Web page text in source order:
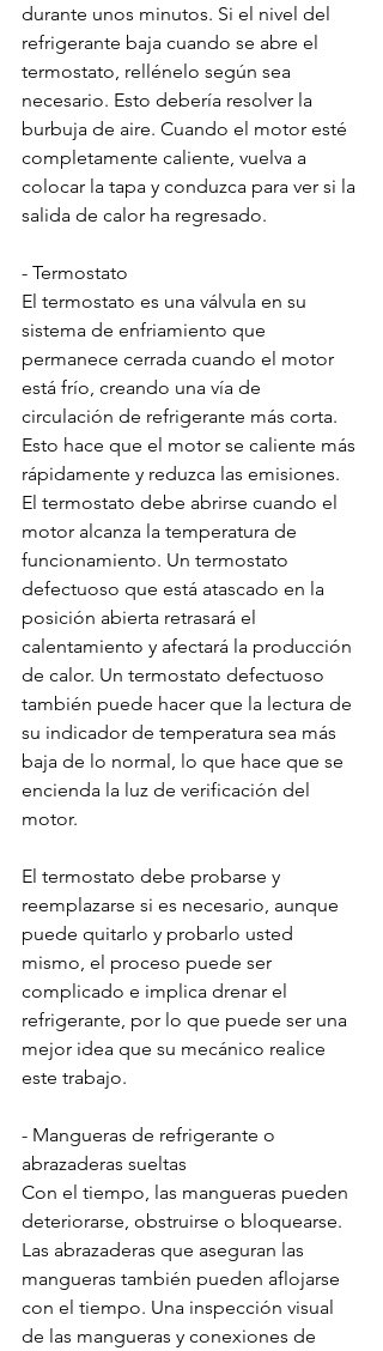
durante unos minutos. Si el nivel del
refrigerante baja cuando se abre el
termostato, rellénelo según sea
necesario. Esto debería resolver la
burbuja de aire. Cuando el motor esté
completamente caliente, vuelva a
colocar la tapa y conduzca para ver si la
salida de calor ha regresado.
- Termostato
El termostato es una válvula en su
sistema de enfriamiento que
permanece cerrada cuando el motor
está frío, creando una vía de
circulación de refrigerante más corta.
Esto hace que el motor se caliente más
rápidamente y reduzca las emisiones.
El termostato debe abrirse cuando el
motor alcanza la temperatura de
funcionamiento. Un termostato
defectuoso que está atascado en la
posición abierta retrasará el
calentamiento y afectará la producción
de calor. Un termostato defectuoso
también puede hacer que la lectura de
su indicador de temperatura sea más
baja de lo normal, lo que hace que se
encienda la luz de verificación del
motor.
El termostato debe probarse y
reemplazarse si es necesario, aunque
puede quitarlo y probarlo usted
mismo, el proceso puede ser
complicado e implica drenar el
refrigerante, por lo que puede ser una
mejor idea que su mecánico realice
este trabajo.
- Mangueras de refrigerante o
abrazaderas sueltas
Con el tiempo, las mangueras pueden
deteriorarse, obstruirse o bloquearse.
Las abrazaderas que aseguran las
mangueras también pueden aflojarse
con el tiempo. Una inspección visual
de las mangueras y conexiones de